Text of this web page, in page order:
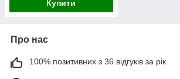
Купити
Про нас
100% позитивних з 36 відгуків за рік